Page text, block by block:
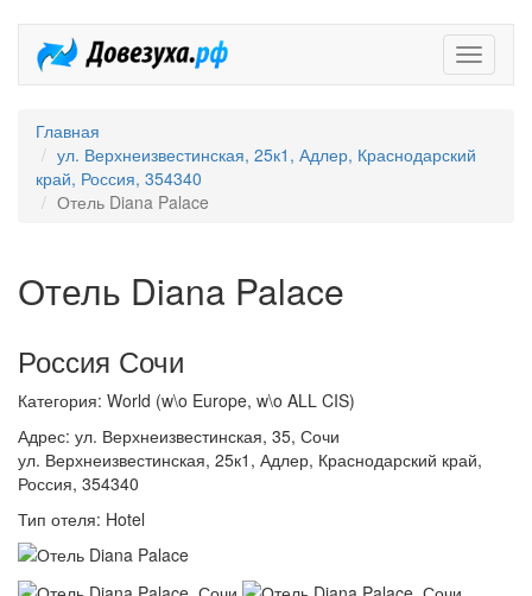
Главная
ул. Верхнеизвестинская, 25к1, Адлер, Краснодарский
край, Россия, 354340
Отель Diana Palace
Отель Diana Palace
Россия Сочи
Категория: World (w\o Europe, w\o ALL CIS)
Адрес: ул. Верхнеизвестинская, 35, Сочи
ул. Верхнеизвестинская, 25к1, Адлер, Краснодарский край,
Россия, 354340
Тип отеля: Hotel